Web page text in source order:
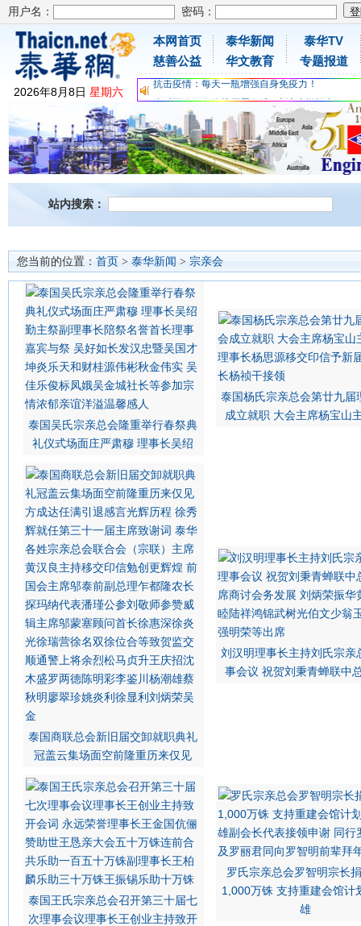
用户名： 密码：
2026年8月8日 星期六
本网首页
慈善公益
泰华新闻
华文教育
泰华TV
专题报道
为时不晚，人体胶原蛋白维C应该这样补充
关爱儿童健康，免费领取日本原装尤妮佳超立体
抗击疫情：每天一瓶增强自身免疫力！
为时不晚，人体胶原蛋白维C应该这样补充
关爱儿童健康，免费领取日本原装尤妮佳超立体
抗击疫情：每天一瓶增强自身免疫力！
站内搜索：
您当前的位置： 首页 > 泰华新闻 > 宗亲会
泰国吴氏宗亲总会隆重举行春祭典
礼仪式场面庄严肃穆 理事长吴绍
泰国杨氏宗亲总会第廿九届
成立就职 大会主席杨宝山
泰国商联总会新旧届交卸就职典礼
冠盖云集场面空前隆重历来仅见
刘汉明理事长主持刘氏宗亲
事会议 祝贺刘秉青蝉联中
泰国王氏宗亲总会召开第三十届七
次理事会议理事长王创业主持致开
罗氏宗亲总会罗智明宗长
1,000万铢 支持重建会馆计
雄